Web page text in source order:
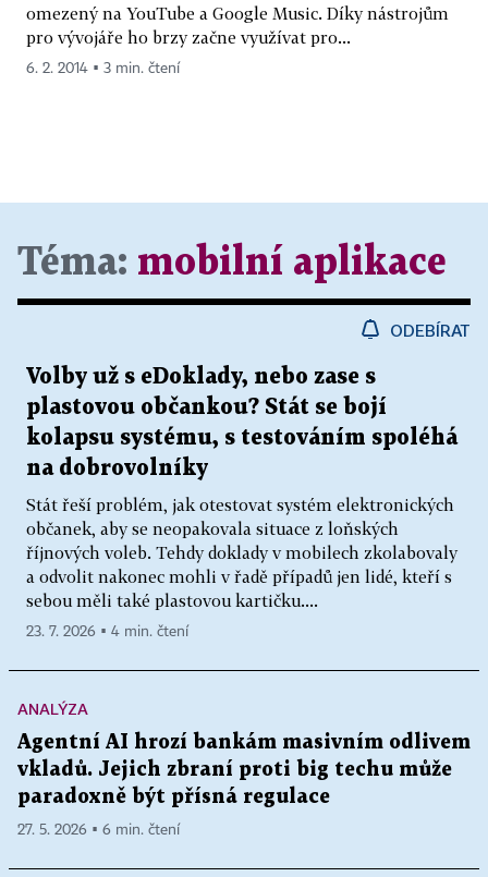
omezený na YouTube a Google Music. Díky nástrojům
pro vývojáře ho brzy začne využívat pro...
6. 2. 2014 ▪ 3 min. čtení
Téma: mobilní aplikace
ODEBÍRAT
Volby už s eDoklady, nebo zase s
plastovou občankou? Stát se bojí
kolapsu systému, s testováním spoléhá
na dobrovolníky
Stát řeší problém, jak otestovat systém elektronických
občanek, aby se neopakovala situace z loňských
říjnových voleb. Tehdy doklady v mobilech zkolabovaly
a odvolit nakonec mohli v řadě případů jen lidé, kteří s
sebou měli také plastovou kartičku....
23. 7. 2026 ▪ 4 min. čtení
ANALÝZA
Agentní AI hrozí bankám masivním odlivem
vkladů. Jejich zbraní proti big techu může
paradoxně být přísná regulace
27. 5. 2026 ▪ 6 min. čtení